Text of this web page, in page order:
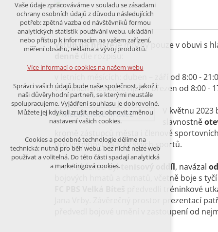
Vstup na hřištěje možný pouze v obuvi s
dle rozpisu:
v letních měsících: duben – září od 8:00 -
v zimních měsících: říjen – březen od 8:00 -
V květnu
slavnostně
kromě zástupců města i členové
pro veřejnost ukázky svých sportů.
První ukázkou byl tenisový oddíl, navázal
bojových hmatů a chmatů, včetně boje s
předvedli tréninkové
Jana Vrby. Závěrečný prostor prezentací
předvedl bojové umění v zastoupení od
Technická cookies
nutná pro provozování webu
udržení kontextu stránek (session):
případná přihlášení, volby jazyka, apod.
analytická pro anonymizované
vyhodnocení návštěvnosti
marketingová cookies (Google)
Více informací o cookies na našem webu
ODMÍTNOUT VŠE
Vaše údaje zpracováváme v souladu se zásadami
ochrany osobních údajů z důvodu následujících
potřeb: zpětná vazba od návštěvníků formou
analytických statistik používání webu, ukládání
nebo přístup k informacím na vašem zařízení,
měření obsahu, reklama a vývoj produktů.
Více informací o cookies na našem webu
Správci vašich údajů bude naše společnost, jakož i
naši důvěryhodní partneři, se kterými neustále
spolupracujeme. Vyjádření souhlasu je dobrovolné.
Můžete jej kdykoli zrušit nebo obnovit změnou
nastavení vašich cookies.
Cookies a podobné technologie dělíme na
technická: nutná pro běh webu, bez nichž nelze web
používat a volitelná. Do této části spadají analytická
a marketingová cookies.